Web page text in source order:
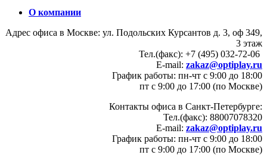
О компании
Адрес офиса в Москве: ул. Подольских Курсантов д. 3, оф 349,
3 этаж
Тел.(факс): +7 (495) 032-72-06
E-mail: zakaz@optiplay.ru
График работы: пн-чт с 9:00 до 18:00
пт с 9:00 до 17:00 (по Москве)
Контакты офиса в Санкт-Петербурге:
Тел.(факс): 88007078320
E-mail: zakaz@optiplay.ru
График работы: пн-чт с 9:00 до 18:00
пт с 9:00 до 17:00 (по Москве)